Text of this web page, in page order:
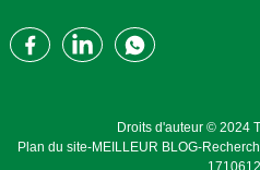
Droits d'auteur © 2024
Plan du site-MEILLEUR BLOG-